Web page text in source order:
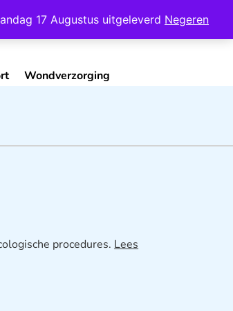
17 Augustus uitgeleverd Negeren
Wondverzorging
procedures. Lees